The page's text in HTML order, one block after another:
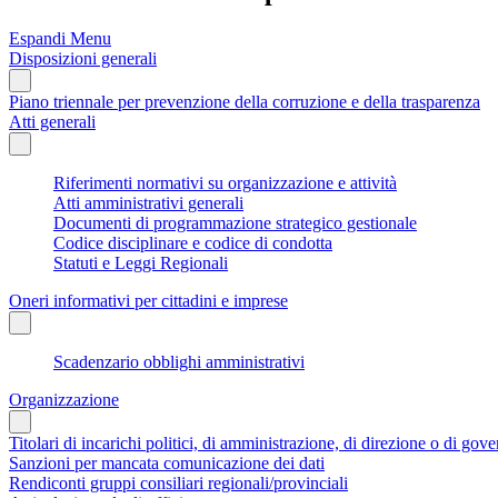
Espandi Menu
Disposizioni generali
Piano triennale per prevenzione della corruzione e della trasparenza
Atti generali
Riferimenti normativi su organizzazione e attività
Atti amministrativi generali
Documenti di programmazione strategico gestionale
Codice disciplinare e codice di condotta
Statuti e Leggi Regionali
Oneri informativi per cittadini e imprese
Scadenzario obblighi amministrativi
Organizzazione
Titolari di incarichi politici, di amministrazione, di direzione o di
Sanzioni per mancata comunicazione dei dati
Rendiconti gruppi consiliari regionali/provinciali